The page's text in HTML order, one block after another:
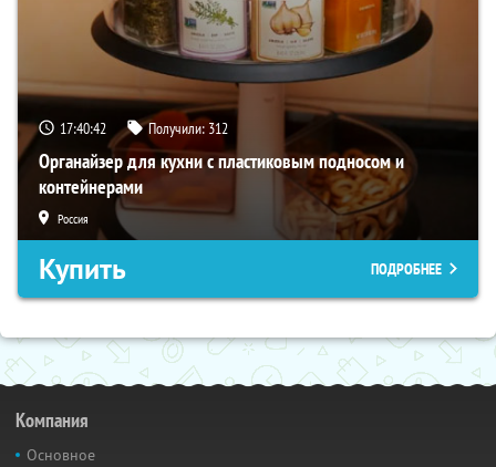
17:40:41 Получили: 312
Органайзер для кухни с пластиковым подносом и
контейнерами
Россия
Купить ПОДРОБНЕЕ
Компания
Основное